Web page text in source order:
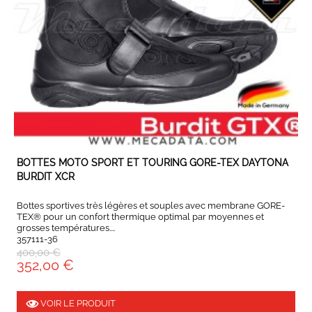
EXPÉDIÉ SOUS 4 À 6 JOURS
BOTTES MOTO SPORT ET TOURING GORE-TEX DAYTONA
BURDIT XCR
Bottes sportives très légères et souples avec membrane GORE-
TEX® pour un confort thermique optimal par moyennes et
grosses températures....
357111-36
400,00 €
352,00 €
VOIR LE PRODUIT